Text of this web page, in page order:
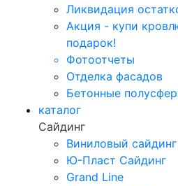
Ликвидация
Акция - купи
подарок!
Фотоотчеты
Отделка фасадов
Бетонные
каталог
Сайдинг
Виниловый
Ю-Пласт Сайдинг
Grand Line